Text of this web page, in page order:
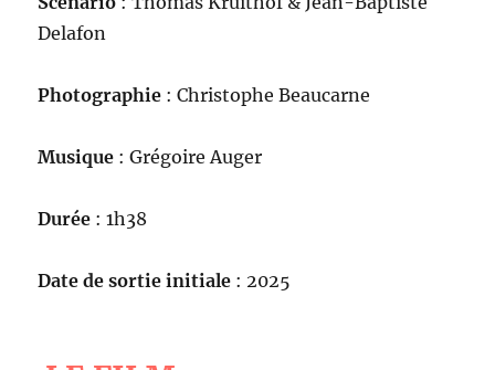
Delafon
Photographie : Christophe Beaucarne
Musique : Grégoire Auger
Durée : 1h38
Date de sortie initiale : 2025